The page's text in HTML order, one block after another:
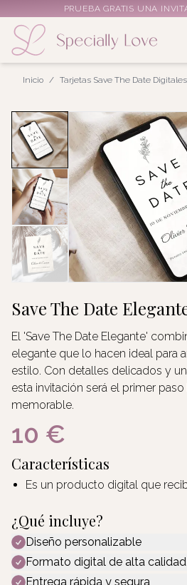
PRUEBA GRATIS UNA
Inicio / Tarjetas Save The Date Digitales
Save The Date
El 'Save The Date Elegante'
elegante que lo hacen ideal para
estilo. Con detalles delicados y
esta invitación será el primer
memorable.
10 €
Características
Es un producto digital que
¿Qué incluye?
Diseño personalizable
Formato digital de alta calidad
Entrega rápida y segura